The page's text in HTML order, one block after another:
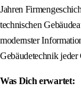
Jahren
technischen
modernster
Gebäudetechnik
Was Dich erwartet: